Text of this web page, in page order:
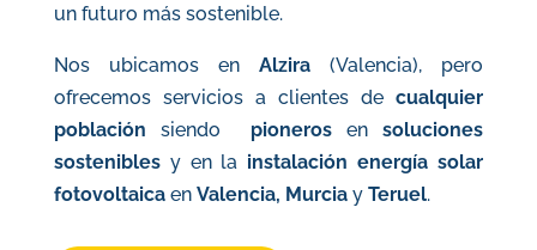
un futuro más sostenible.
Nos ubicamos enAlzira (Valencia), pero
ofrecemos servicios a clientes decualquier
población siendo pionerosensoluciones
sosteniblesy en la instalación energía solar
fotovoltaica en Valencia, Murcia y Teruel.